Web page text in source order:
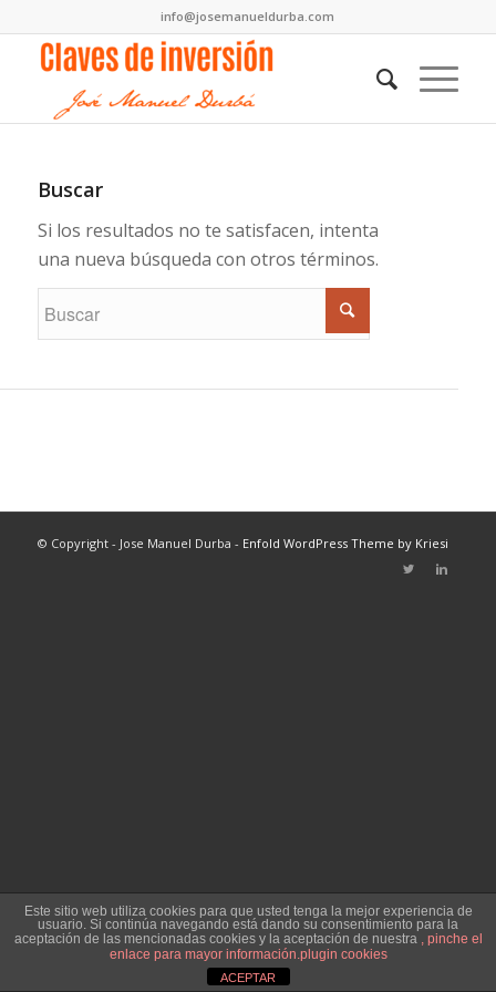
info@josemanueldurba.com
Buscar
Si los resultados no te satisfacen, intenta
una nueva búsqueda con otros términos.
© Copyright - Jose Manuel Durba - Enfold WordPress Theme by Kriesi
Este sitio web utiliza cookies para que usted tenga la mejor experiencia de
usuario. Si continúa navegando está dando su consentimiento para la
aceptación de las mencionadas cookies y la aceptación de nuestra , pinche el
enlace para mayor información.plugin cookies
ACEPTAR